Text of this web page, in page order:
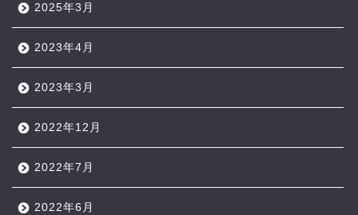
2025年3月
2023年4月
2023年3月
2022年12月
2022年7月
2022年6月